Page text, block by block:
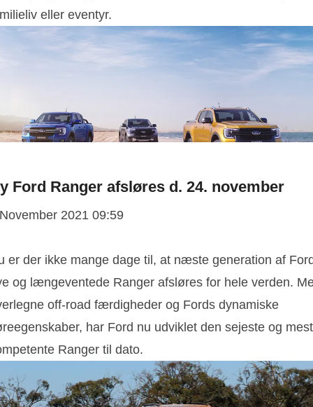
eller eventyr.
Ford Ranger afsløres d. 24. november
2021 09:59
er der ikke mange dage til, at næste generation af
og længeventede Ranger afsløres for hele verden.
off-road færdigheder og Fords dynamiske
har Ford nu udviklet den sejeste og mest
Ranger til dato.